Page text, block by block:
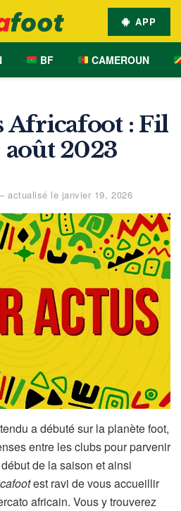
APP
BF CAMEROUN
Africafoot : Fil
août 2023
actualisé le janvier 19, 2026
a débuté sur la planète foot,
entre les clubs pour parvenir
de la saison et ainsi
est ravi de vous accueillir
africain. Vous y trouverez